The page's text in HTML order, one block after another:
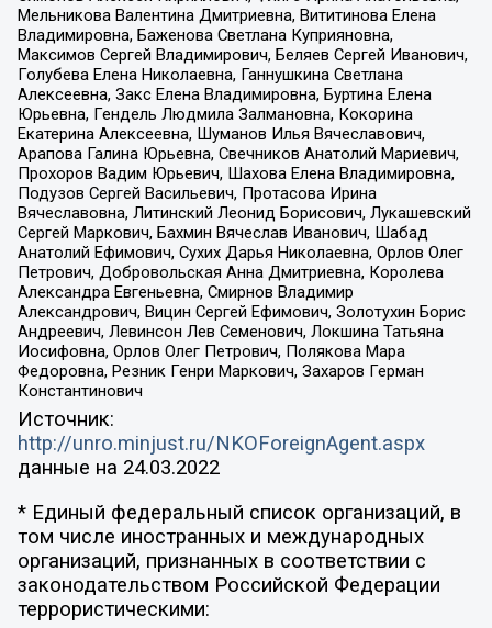
Мельникова Валентина Дмитриевна, Вититинова Елена
Владимировна, Баженова Светлана Куприяновна,
Максимов Сергей Владимирович, Беляев Сергей Иванович,
Голубева Елена Николаевна, Ганнушкина Светлана
Алексеевна, Закс Елена Владимировна, Буртина Елена
Юрьевна, Гендель Людмила Залмановна, Кокорина
Екатерина Алексеевна, Шуманов Илья Вячеславович,
Арапова Галина Юрьевна, Свечников Анатолий Мариевич,
Прохоров Вадим Юрьевич, Шахова Елена Владимировна,
Подузов Сергей Васильевич, Протасова Ирина
Вячеславовна, Литинский Леонид Борисович, Лукашевский
Сергей Маркович, Бахмин Вячеслав Иванович, Шабад
Анатолий Ефимович, Сухих Дарья Николаевна, Орлов Олег
Петрович, Добровольская Анна Дмитриевна, Королева
Александра Евгеньевна, Смирнов Владимир
Александрович, Вицин Сергей Ефимович, Золотухин Борис
Андреевич, Левинсон Лев Семенович, Локшина Татьяна
Иосифовна, Орлов Олег Петрович, Полякова Мара
Федоровна, Резник Генри Маркович, Захаров Герман
Константинович
Источник:
http://unro.minjust.ru/NKOForeignAgent.aspx
данные на 24.03.2022
* Единый федеральный список организаций, в
том числе иностранных и международных
организаций, признанных в соответствии с
законодательством Российской Федерации
террористическими: